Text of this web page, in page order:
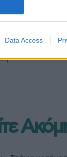
Data Access